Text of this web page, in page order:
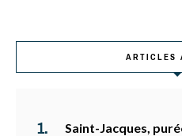
ARTICLES
Saint-Jacques,